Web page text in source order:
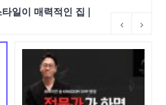
일이 매력적인 집 |